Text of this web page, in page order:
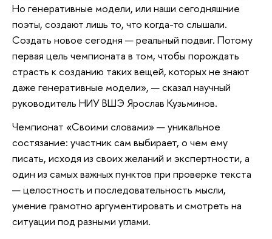
Но генеративные модели, или наши сегодняшние
поэты, создают лишь то, что когда-то слышали.
Создать новое сегодня — реальный подвиг. Потому
первая цель чемпионата в том, чтобы порождать
страсть к созданию таких вещей, которых не знают
даже генеративные модели», — сказал научный
руководитель НИУ ВШЭ Ярослав Кузьминов.
Чемпионат «Своими словами» — уникальное
состязание: участник сам выбирает, о чем ему
писать, исходя из своих желаний и экспертности, а
один из самых важных пунктов при проверке текста
— целостность и последовательность мысли,
умение грамотно аргументировать и смотреть на
ситуации под разными углами.